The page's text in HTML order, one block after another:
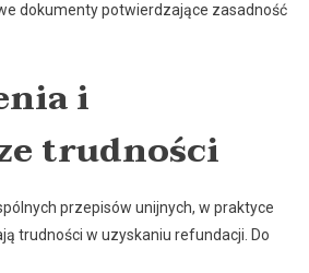
dokumenty potwierdzające zasadność
i
trudności
przepisów unijnych, w praktyce
trudności w uzyskaniu refundacji. Do